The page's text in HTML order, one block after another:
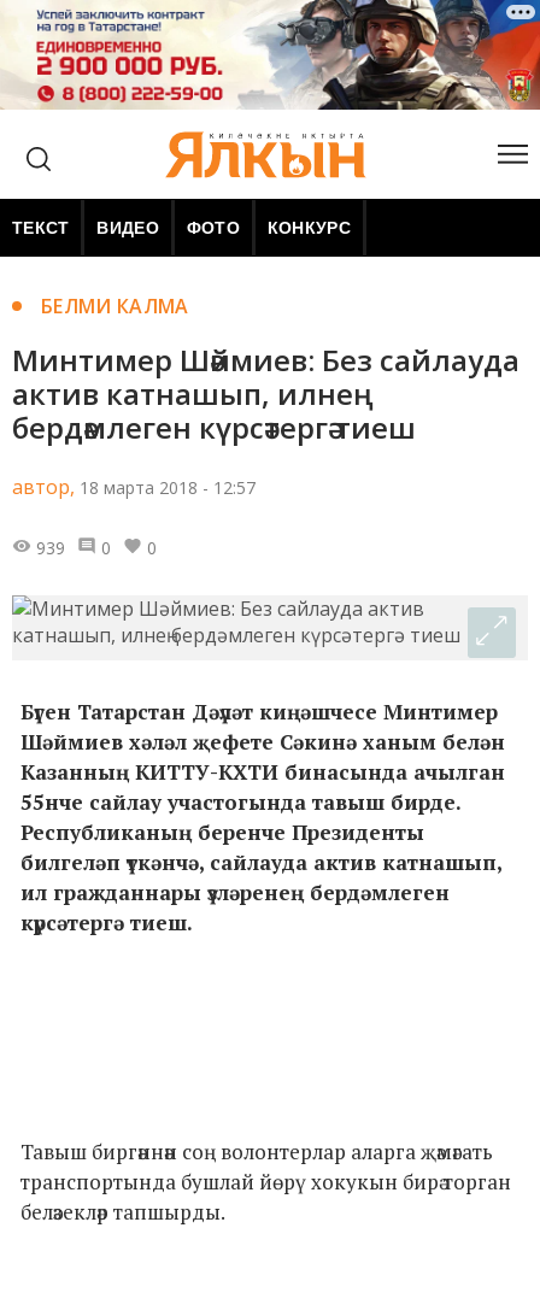
ТЕКСТ ВИДЕО ФОТО КОНКУРС
БЕЛМИ КАЛМА
Минтимер Шәймиев: Без сайлауда
актив катнашып, илнең
бердәмлеген күрсәтергә тиеш
автор, 18 марта 2018 - 12:57
939 0 0
Бүген Татарстан Дәүләт киңәшчесе Минтимер
Шәймиев хәләл җефете Сәкинә ханым белән
Казанның КИТТУ-КХТИ бинасында ачылган
55нче сайлау участогында тавыш бирде.
Республиканың беренче Президенты
билгеләп үткәнчә, сайлауда актив катнашып,
ил гражданнары үзләренең бердәмлеген
күрсәтергә тиеш.
Тавыш биргәннән соң волонтерлар аларга җәмәгать
транспортында бушлай йөрү хокукын бирә торган
беләзекләр тапшырды.